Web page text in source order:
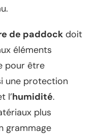
de paddock doit
éléments
pour être
une protection
l’humidité.
plus
grammage